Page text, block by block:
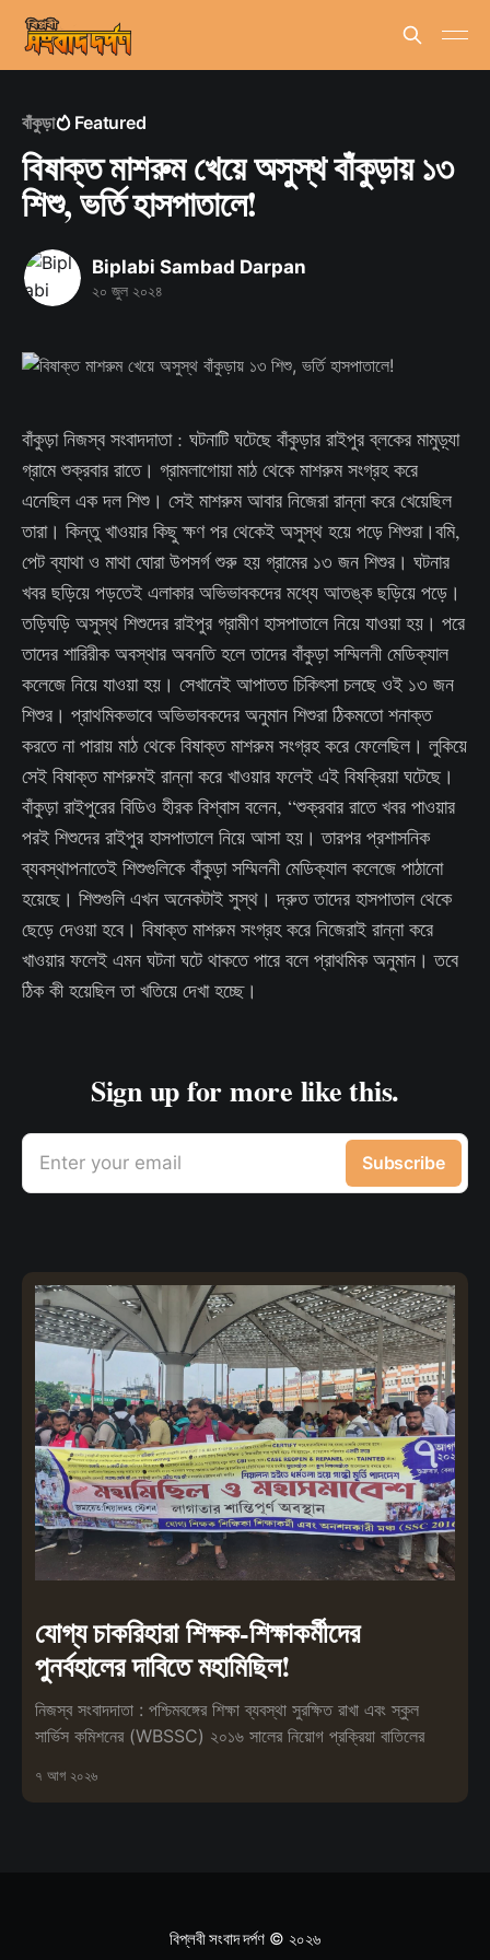
বাঁকুড়া Featured
বিষাক্ত মাশরুম খেয়ে অসুস্থ বাঁকুড়ায় ১৩
শিশু, ভর্তি হাসপাতালে!
Biplabi Sambad Darpan
২০ জুল ২০২৪
বাঁকুড়া নিজস্ব সংবাদদাতা : ঘটনাটি ঘটেছে বাঁকুড়ার রাইপুর ব্লকের মামুড়্যা
গ্রামে শুক্রবার রাতে। গ্রামলাগোয়া মাঠ থেকে মাশরুম সংগ্রহ করে
এনেছিল এক দল শিশু। সেই মাশরুম আবার নিজেরা রান্না করে খেয়েছিল
তারা। কিন্তু খাওয়ার কিছু ক্ষণ পর থেকেই অসুস্থ হয়ে পড়ে শিশুরা।বমি,
পেট ব্যাথা ও মাথা ঘোরা উপসর্গ শুরু হয় গ্রামের ১৩ জন শিশুর। ঘটনার
খবর ছড়িয়ে পড়তেই এলাকার অভিভাবকদের মধ্যে আতঙ্ক ছড়িয়ে পড়ে।
তড়িঘড়ি অসুস্থ শিশুদের রাইপুর গ্রামীণ হাসপাতালে নিয়ে যাওয়া হয়। পরে
তাদের শারিরীক অবস্থার অবনতি হলে তাদের বাঁকুড়া সম্মিলনী মেডিক্যাল
কলেজে নিয়ে যাওয়া হয়। সেখানেই আপাতত চিকিৎসা চলছে ওই ১৩ জন
শিশুর। প্রাথমিকভাবে অভিভাবকদের অনুমান শিশুরা ঠিকমতো শনাক্ত
করতে না পারায় মাঠ থেকে বিষাক্ত মাশরুম সংগ্রহ করে ফেলেছিল। লুকিয়ে
সেই বিষাক্ত মাশরুমই রান্না করে খাওয়ার ফলেই এই বিষক্রিয়া ঘটেছে।
বাঁকুড়া রাইপুরের বিডিও হীরক বিশ্বাস বলেন, “শুক্রবার রাতে খবর পাওয়ার
পরই শিশুদের রাইপুর হাসপাতালে নিয়ে আসা হয়। তারপর প্রশাসনিক
ব্যবস্থাপনাতেই শিশুগুলিকে বাঁকুড়া সম্মিলনী মেডিক্যাল কলেজে পাঠানো
হয়েছে। শিশুগুলি এখন অনেকটাই সুস্থ। দ্রুত তাদের হাসপাতাল থেকে
ছেড়ে দেওয়া হবে। বিষাক্ত মাশরুম সংগ্রহ করে নিজেরাই রান্না করে
খাওয়ার ফলেই এমন ঘটনা ঘটে থাকতে পারে বলে প্রাথমিক অনুমান। তবে
ঠিক কী হয়েছিল তা খতিয়ে দেখা হচ্ছে।
Sign up for more like this.
Enter your email Subscribe
যোগ্য চাকরিহারা শিক্ষক-শিক্ষাকর্মীদের
পুনর্বহালের দাবিতে মহামিছিল!
নিজস্ব সংবাদদাতা : পশ্চিমবঙ্গের শিক্ষা ব্যবস্থা সুরক্ষিত রাখা এবং স্কুল
সার্ভিস কমিশনের (WBSSC) ২০১৬ সালের নিয়োগ প্রক্রিয়া বাতিলের
৭ আগ ২০২৬
বিপ্লবী সংবাদ দর্পণ© ২০২৬